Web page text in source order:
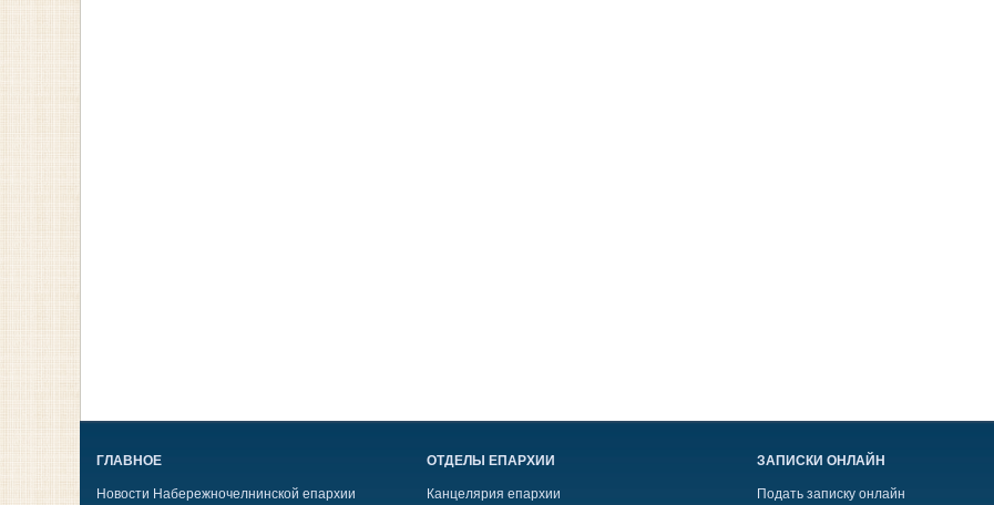
ГЛАВНОЕ
Новости Набережночелнинской епархии
ОТДЕЛЫ ЕПАРХИИ
Канцелярия епархии
ЗАПИСКИ ОНЛАЙН
Подать записку онлайн